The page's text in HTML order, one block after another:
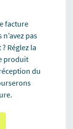
facture
pas
Réglez la
produit
du